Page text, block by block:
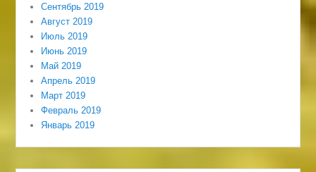
Сентябрь 2019
Август 2019
Июль 2019
Июнь 2019
Май 2019
Апрель 2019
Март 2019
Февраль 2019
Январь 2019